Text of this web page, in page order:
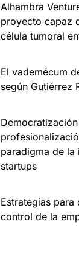
Alhambra
proyecto capaz
célula tumoral
El vademécum
según Gutiérrez
paradigma de la
startups
Estrategias para
control de la